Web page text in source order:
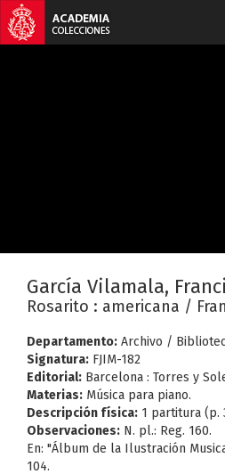
García Vilamala,
Rosarito : americana /
Departamento: Archivo /
Signatura: FJIM-182
Editorial: Barcelona : Torres y
Materias: Música para piano.
Descripción física: 1 partitura (p.
Observaciones: N. pl.: Reg. 160.
En: "Álbum de la Ilustración
104.